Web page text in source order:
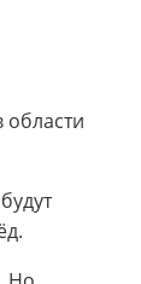
области